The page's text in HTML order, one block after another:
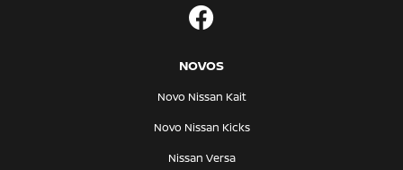
NOVOS
Novo Nissan Kait
Novo Nissan Kicks
Nissan Versa